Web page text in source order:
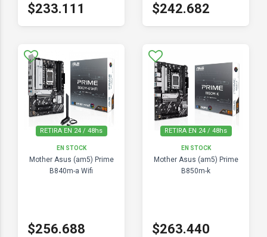
$233.111 $242.682
RETIRA EN 24 / 48hs
EN STOCK
Mother Asus (am5) Prime
B840m-a Wifi
$256.688
RETIRA EN 24 / 48hs
EN STOCK
Mother Asus (am5) Prime
B850m-k
$263.440